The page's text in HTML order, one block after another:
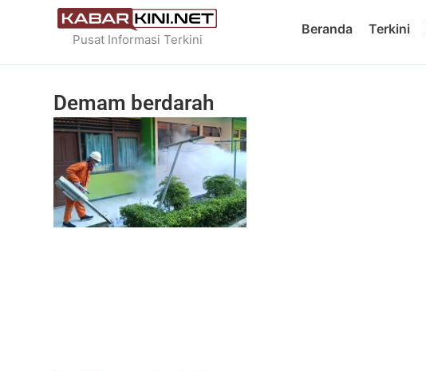
Pusat Informasi Terkini
Beranda Terkini
Demam berdarah